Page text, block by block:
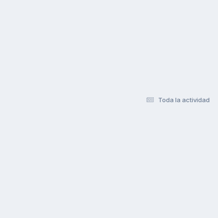
Toda la actividad